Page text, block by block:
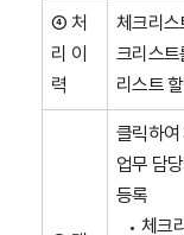
④ 처
리 이
력
체크리스
크리스트
리스트
클릭하여
업무 담
등록
체크